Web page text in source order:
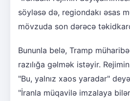
söyləsə də, regiondakı əsas
mövzuda son dərəcə
Bununla belə, Tramp
razılığa gəlmək istəyir.
"Bu, yalnız xaos yaradar"
"İranla müqavilə imzalaya